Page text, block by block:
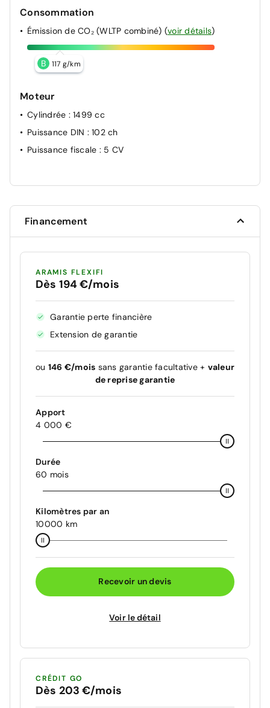
Consommation
Émission de CO₂ (WLTP combiné) (voir détails)
B 117 g/km
Moteur
Cylindrée : 1499 cc
Puissance DIN : 102 ch
Puissance fiscale : 5 CV
Financement
ARAMIS FLEXIFI
Dès 194 €/mois
Garantie perte financière
Extension de garantie
ou 146 €/mois sans garantie facultative + valeur
de reprise garantie
Apport
4 000 €
Durée
60 mois
Kilomètres par an
10000 km
Recevoir un devis
Voir le détail
CRÉDIT GO
Dès 203 €/mois